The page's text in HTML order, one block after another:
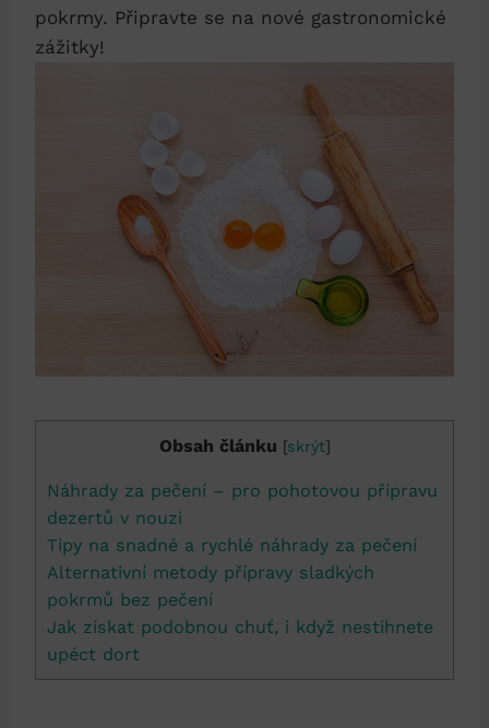
pokrmy. Připravte se na nové gastronomické
zážitky!
Obsah článku [skrýt]
Náhrady za pečení – pro pohotovou přípravu
dezertů v nouzi
Tipy na snadné a rychlé náhrady za pečení
Alternativní metody přípravy sladkých
pokrmů bez pečení
Jak získat podobnou chuť, i když nestihnete
upéct dort